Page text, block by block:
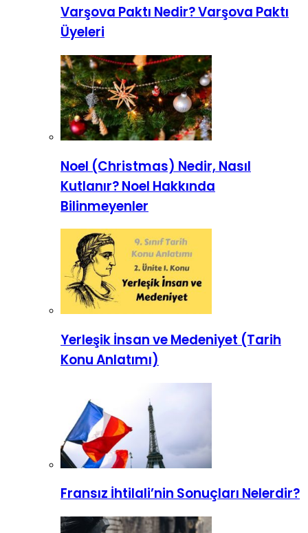
Varşova Paktı Nedir? Varşova Paktı
Üyeleri
Noel (Christmas) Nedir, Nasıl
Kutlanır? Noel Hakkında
Bilinmeyenler
Yerleşik İnsan ve Medeniyet (Tarih
Konu Anlatımı)
Fransız İhtilali’nin Sonuçları Nelerdir?